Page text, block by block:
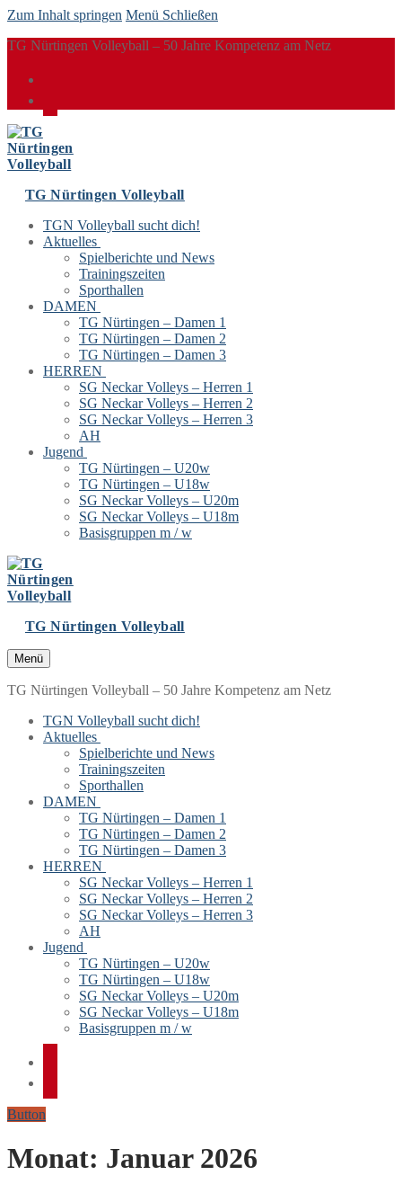
Zum Inhalt springen Menü Schließen
TG Nürtingen Volleyball – 50 Jahre Kompetenz am Netz
TG Nürtingen Volleyball
TGN Volleyball sucht dich!
Aktuelles
Spielberichte und News
Trainingszeiten
Sporthallen
DAMEN
TG Nürtingen – Damen 1
TG Nürtingen – Damen 2
TG Nürtingen – Damen 3
HERREN
SG Neckar Volleys – Herren 1
SG Neckar Volleys – Herren 2
SG Neckar Volleys – Herren 3
AH
Jugend
TG Nürtingen – U20w
TG Nürtingen – U18w
SG Neckar Volleys – U20m
SG Neckar Volleys – U18m
Basisgruppen m / w
TG Nürtingen Volleyball
Menü
TG Nürtingen Volleyball – 50 Jahre Kompetenz am Netz
TGN Volleyball sucht dich!
Aktuelles
Spielberichte und News
Trainingszeiten
Sporthallen
DAMEN
TG Nürtingen – Damen 1
TG Nürtingen – Damen 2
TG Nürtingen – Damen 3
HERREN
SG Neckar Volleys – Herren 1
SG Neckar Volleys – Herren 2
SG Neckar Volleys – Herren 3
AH
Jugend
TG Nürtingen – U20w
TG Nürtingen – U18w
SG Neckar Volleys – U20m
SG Neckar Volleys – U18m
Basisgruppen m / w
Button
Monat: Januar 2026